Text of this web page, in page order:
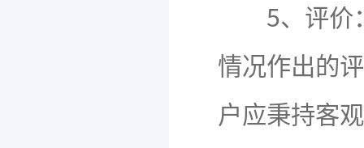
5、评价：
情况作出的
户应秉持客